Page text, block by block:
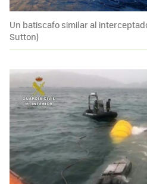
Un batiscafo similar al
Sutton)